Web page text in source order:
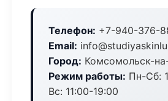
Телефон: +7-940-376-
Email:
Город: Комсомольск-
Режим работы: Пн-Сб:
Вс: 11:00-19:00